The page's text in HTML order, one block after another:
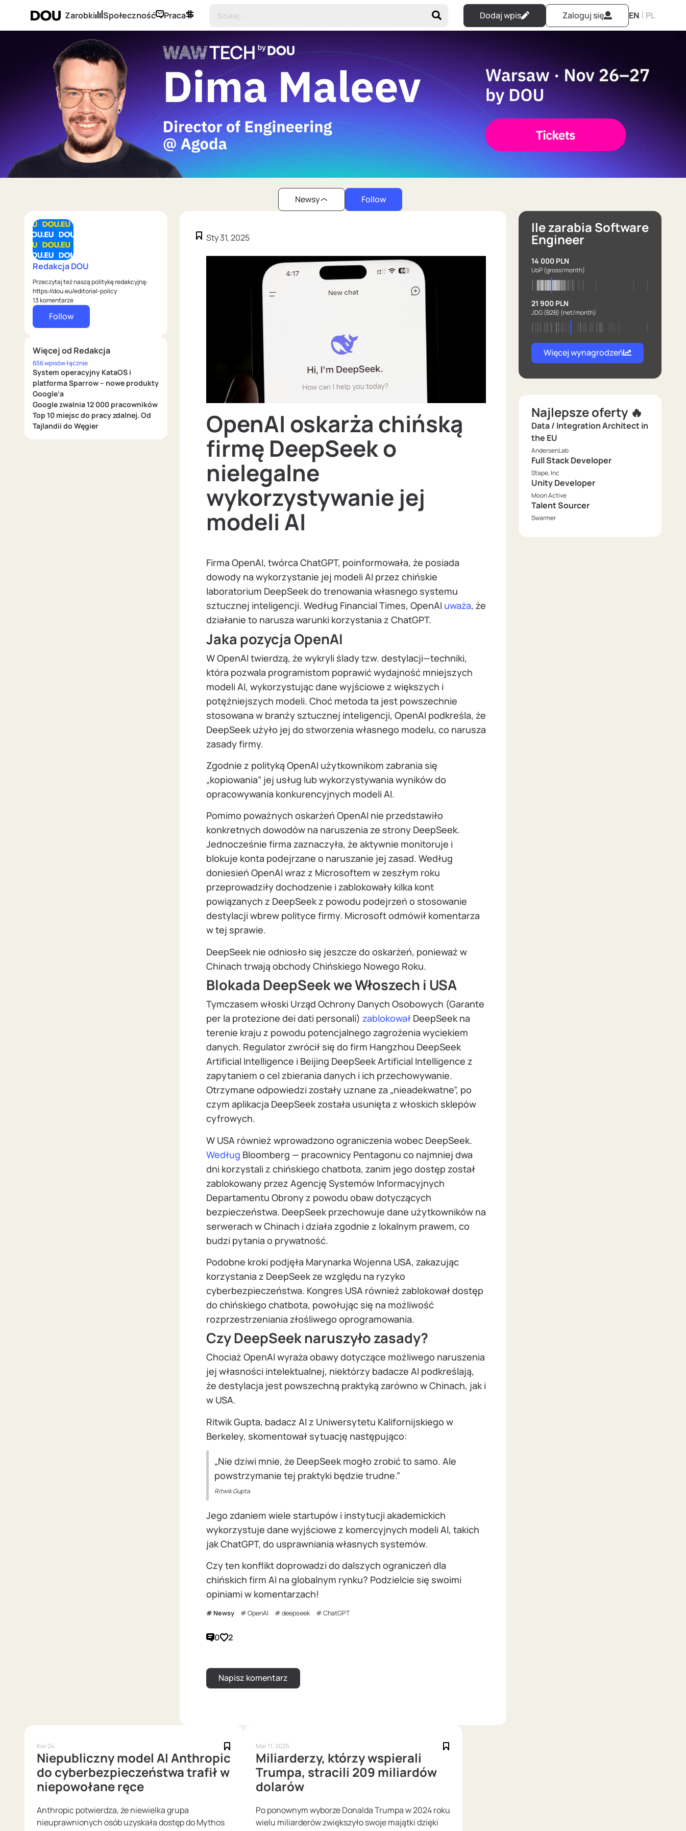
Zarobki Społeczność Praca Dodaj wpis Zaloguj się EN | PL
Newsy Follow
Redakcja DOU
Przeczytaj też naszą politykę redakcyjną:
https://dou.eu/editorial-policy
13 komentarze
Follow
Więcej od Redakcja
656 wpisów łącznie
System operacyjny KataOS i
platforma Sparrow – nowe produkty
Google’a
Google zwalnia 12 000 pracowników
Top 10 miejsc do pracy zdalnej. Od
Tajlandii do Węgier
Sty 31, 2025
OpenAI oskarża chińską
firmę DeepSeek o
nielegalne
wykorzystywanie jej
modeli AI
Firma OpenAI, twórca ChatGPT, poinformowała, że posiada
dowody na wykorzystanie jej modeli AI przez chińskie
laboratorium DeepSeek do trenowania własnego systemu
sztucznej inteligencji. Według Financial Times, OpenAI uważa, że
działanie to narusza warunki korzystania z ChatGPT.
Jaka pozycja OpenAI
W OpenAI twierdzą, że wykryli ślady tzw. destylacji—techniki,
która pozwala programistom poprawić wydajność mniejszych
modeli AI, wykorzystując dane wyjściowe z większych i
potężniejszych modeli. Choć metoda ta jest powszechnie
stosowana w branży sztucznej inteligencji, OpenAI podkreśla, że
DeepSeek użyło jej do stworzenia własnego modelu, co narusza
zasady firmy.
Zgodnie z polityką OpenAI użytkownikom zabrania się
„kopiowania” jej usług lub wykorzystywania wyników do
opracowywania konkurencyjnych modeli AI.
Pomimo poważnych oskarżeń OpenAI nie przedstawiło
konkretnych dowodów na naruszenia ze strony DeepSeek.
Jednocześnie firma zaznaczyła, że aktywnie monitoruje i
blokuje konta podejrzane o naruszanie jej zasad. Według
doniesień OpenAI wraz z Microsoftem w zeszłym roku
przeprowadziły dochodzenie i zablokowały kilka kont
powiązanych z DeepSeek z powodu podejrzeń o stosowanie
destylacji wbrew polityce firmy. Microsoft odmówił komentarza
w tej sprawie.
DeepSeek nie odniosło się jeszcze do oskarżeń, ponieważ w
Chinach trwają obchody Chińskiego Nowego Roku.
Blokada DeepSeek we Włoszech i USA
Tymczasem włoski Urząd Ochrony Danych Osobowych (Garante
per la protezione dei dati personali) zablokował DeepSeek na
terenie kraju z powodu potencjalnego zagrożenia wyciekiem
danych. Regulator zwrócił się do firm Hangzhou DeepSeek
Artificial Intelligence i Beijing DeepSeek Artificial Intelligence z
zapytaniem o cel zbierania danych i ich przechowywanie.
Otrzymane odpowiedzi zostały uznane za „nieadekwatne”, po
czym aplikacja DeepSeek została usunięta z włoskich sklepów
cyfrowych.
W USA również wprowadzono ograniczenia wobec DeepSeek.
Według Bloomberg — pracownicy Pentagonu co najmniej dwa
dni korzystali z chińskiego chatbota, zanim jego dostęp został
zablokowany przez Agencję Systemów Informacyjnych
Departamentu Obrony z powodu obaw dotyczących
bezpieczeństwa. DeepSeek przechowuje dane użytkowników na
serwerach w Chinach i działa zgodnie z lokalnym prawem, co
budzi pytania o prywatność.
Podobne kroki podjęła Marynarka Wojenna USA, zakazując
korzystania z DeepSeek ze względu na ryzyko
cyberbezpieczeństwa. Kongres USA również zablokował dostęp
do chińskiego chatbota, powołując się na możliwość
rozprzestrzeniania złośliwego oprogramowania.
Czy DeepSeek naruszyło zasady?
Chociaż OpenAI wyraża obawy dotyczące możliwego naruszenia
jej własności intelektualnej, niektórzy badacze AI podkreślają,
że destylacja jest powszechną praktyką zarówno w Chinach, jak i
w USA.
Ritwik Gupta, badacz AI z Uniwersytetu Kalifornijskiego w
Berkeley, skomentował sytuację następująco:
„Nie dziwi mnie, że DeepSeek mogło zrobić to samo. Ale
powstrzymanie tej praktyki będzie trudne.”
Ritwik Gupta
Jego zdaniem wiele startupów i instytucji akademickich
wykorzystuje dane wyjściowe z komercyjnych modeli AI, takich
jak ChatGPT, do usprawniania własnych systemów.
Czy ten konflikt doprowadzi do dalszych ograniczeń dla
chińskich firm AI na globalnym rynku? Podzielcie się swoimi
opiniami w komentarzach!
Newsy OpenAI deepseek ChatGPT
0 2
Ile zarabia Software
Engineer
14 000 PLN
UoP(gross/month)
21 900 PLN
JDG (B2B) (net/month)
Więcej wynagrodzeń
Najlepsze oferty 🔥
Data / Integration Architect in
the EU
AndersenLab
Full Stack Developer
Stape, Inc
Unity Developer
Moon Active
Talent Sourcer
Swarmer
Kwi 24
Niepubliczny model AI Anthropic
do cyberbezpieczeństwa trafił w
niepowołane ręce
Anthropic potwierdza, że niewielka grupa
nieuprawnionych osób uzyskała dostęp do Mythos
Mar 11, 2025
Miliarderzy, którzy wspierali
Trumpa, stracili 209 miliardów
dolarów
Po ponownym wyborze Donalda Trumpa w 2024 roku
wielu miliarderów zwiększyło swoje majątki dzięki